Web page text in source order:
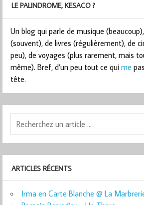
LE PALINDROME, KESACO ?
Un blog qui parle de musique
(souvent), de livres (régulièrement), de
peu), de voyages (plus rarement, mais
même). Bref, d’un peu tout ce quime
tête.
ARTICLES RÉCENTS
Irma en Carte Blanche @ La